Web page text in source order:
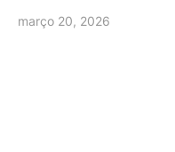
março 20, 2026